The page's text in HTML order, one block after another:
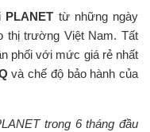
PLANET từ những ngày
thị trường Việt Nam. Tất
phối với mức giá rẻ nhất
và chế độ bảo hành của
trong 6 tháng đầu